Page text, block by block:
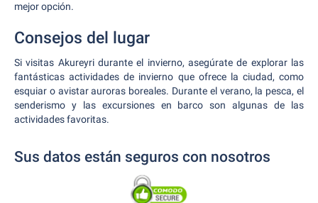
mejor opción.
Consejos del lugar
Si visitas Akureyri durante el invierno, asegúrate de explorar las
fantásticas actividades de invierno que ofrece la ciudad, como
esquiar o avistar auroras boreales. Durante el verano, la pesca, el
senderismo y las excursiones en barco son algunas de las
actividades favoritas.
Sus datos están seguros con nosotros